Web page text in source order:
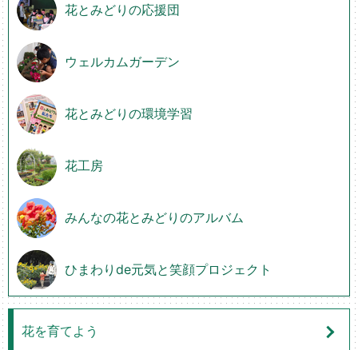
花とみどりの応援団
ウェルカムガーデン
花とみどりの環境学習
花工房
みんなの花とみどりのアルバム
ひまわりde元気と笑顔プロジェクト
花を育てよう